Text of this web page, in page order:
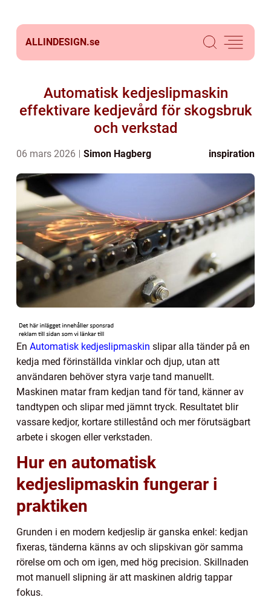
ALLINDESIGN.se
Automatisk kedjeslipmaskin
effektivare kedjevård för skogsbruk
och verkstad
06 mars 2026 Simon Hagberg inspiration
En Automatisk kedjeslipmaskin slipar alla tänder på en
kedja med förinställda vinklar och djup, utan att
användaren behöver styra varje tand manuellt.
Maskinen matar fram kedjan tand för tand, känner av
tandtypen och slipar med jämnt tryck. Resultatet blir
vassare kedjor, kortare stillestånd och mer förutsägbart
arbete i skogen eller verkstaden.
Hur en automatisk
kedjeslipmaskin fungerar i
praktiken
Grunden i en modern kedjeslip är ganska enkel: kedjan
fixeras, tänderna känns av och slipskivan gör samma
rörelse om och om igen, med hög precision. Skillnaden
mot manuell slipning är att maskinen aldrig tappar
fokus.